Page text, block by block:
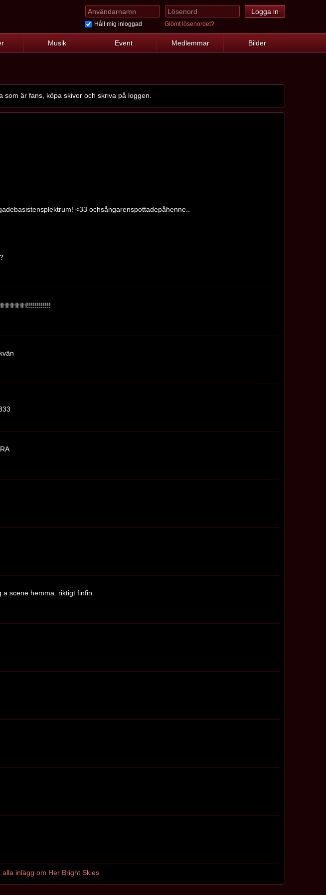
Håll mig inloggad Glömt lösenordet?
Musik Event Medlemmar Bilder
är fans, köpa skivor och skriva på loggen.
<33 ochsångarenspottadepåhenne..
scene hemma. riktigt finfin.
alla inlägg om Her Bright Skies